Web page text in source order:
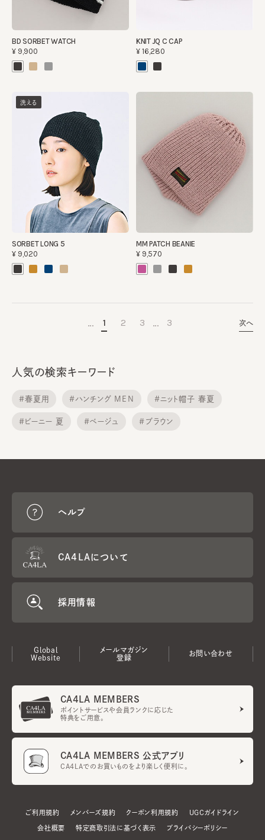
BD SORBET WATCH
¥9,900
KNIT JQ C CAP
¥16,280
洗える
SORBET LONG 5
¥9,020
MM PATCH BEANIE
¥9,570
… 1 2 3 … 3 次へ
人気の検索キーワード
#春夏用 #ハンチング MEN #ニット帽子 春夏
#ビーニー 夏 #ベージュ #ブラウン
ヘルプ
CA4LAについて
採用情報
Global
Website
メールマガジン
登録
お問い合わせ
CA4LA MEMBERS
ポイントサービスや会員ランクに応じた
特典をご用意。
CA4LA MEMBERS 公式アプリ
CA4LAでのお買いものをより楽しく便利に。
ご利用規約 メンバーズ規約 クーポン利用規約 UGCガイドライン
会社概要 特定商取引法に基づく表示 プライバシーポリシー